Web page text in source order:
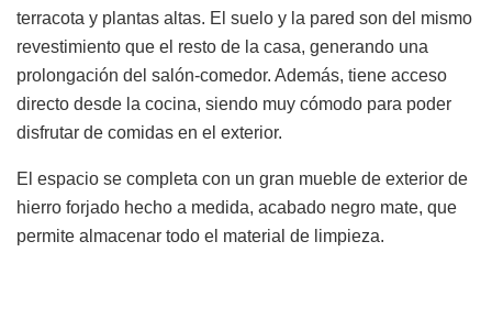
terracota y plantas altas. El suelo y la pared son del mismo
revestimiento que el resto de la casa, generando una
prolongación del salón-comedor. Además, tiene acceso
directo desde la cocina, siendo muy cómodo para poder
disfrutar de comidas en el exterior.
El espacio se completa con un gran mueble de exterior de
hierro forjado hecho a medida, acabado negro mate, que
permite almacenar todo el material de limpieza.